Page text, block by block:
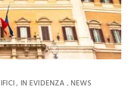
, IN EVIDENZA , NEWS